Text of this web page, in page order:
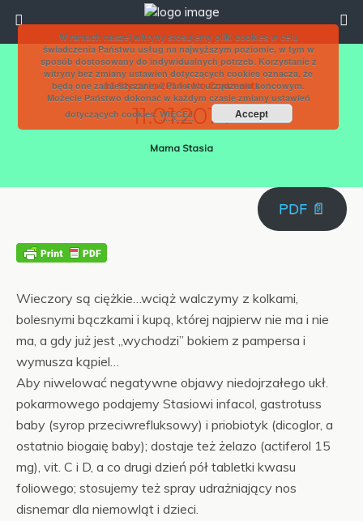
11 Stycznia 2014 • No Comments
11.01.2014
Mama Stasia
PDF 📄
Wieczory są ciężkie…wciąż walczymy z kolkami,
bolesnymi bączkami i kupą, której najpierw nie ma i nie
ma, a gdy już jest „wychodzi” bokiem z pampersa i
wymusza kąpiel…
Aby niwelować negatywne objawy niedojrzałego ukł.
pokarmowego podajemy Stasiowi infacol, gastrotuss
baby (syrop przeciwrefluksowy) i priobiotyk (dicoglor, a
ostatnio biogaię baby); dostaje też żelazo (actiferol 15
mg), vit. C i D, a co drugi dzień pół tabletki kwasu
foliowego; stosujemy też spray udrażniający nos
disnemar dla niemowląt i dzieci.
W ramach naszej witryny stosujemy pliki cookies w celu
świadczenia Państwu usług na najwyższym poziomie, w tym w
sposób dostosowany do indywidualnych potrzeb. Korzystanie z
witryny bez zmiany ustawień dotyczących cookies oznacza, że
będą one zamieszczane w Państwa urządzeniu końcowym.
Możecie Państwo dokonać w każdym czasie zmiany ustawień
dotyczących cookies. WIĘCEJ Accept